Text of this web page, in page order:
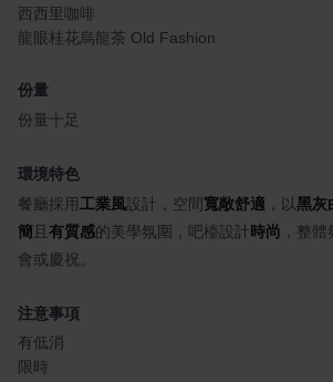
西西里咖啡
龍眼桂花烏龍茶 Old Fashion
份量
份量十足
環境特色
餐廳採用工業風設計，空間寬敞舒適 ，以黑灰
簡 且 有質感的美學氛圍，吧檯設計時尚 ，整體
會或慶祝。
注意事項
有低消
限時